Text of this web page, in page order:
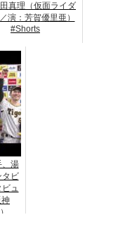
真理（仮面ライダ
演：芳賀優里亜）
#Shorts
、湯
タビ
ュ